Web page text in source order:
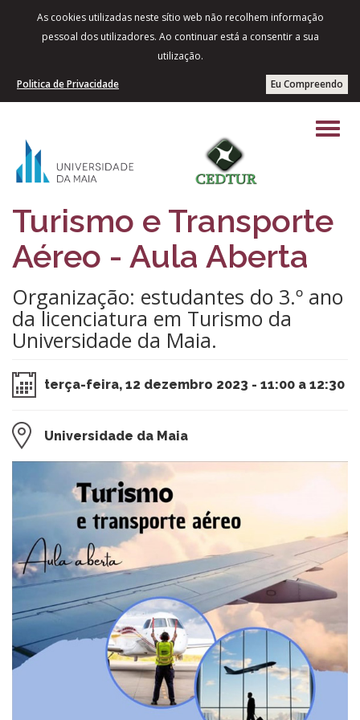
As cookies utilizadas neste sítio web não recolhem informação
pessoal dos utilizadores. Ao continuar está a consentir a sua
utilização.
Eu Compreendo
Politica de Privacidade
Turismo e Transporte
Aéreo - Aula Aberta
Organização: estudantes do 3.º ano
da licenciatura em Turismo da
Universidade da Maia.
terça-feira, 12 dezembro 2023 - 11:00 a 12:30
Universidade da Maia